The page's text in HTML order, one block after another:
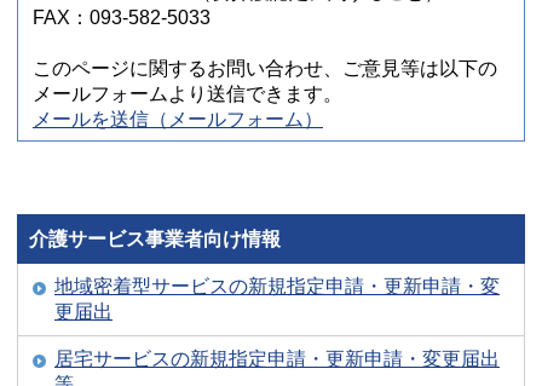
FAX：093-582-5033
このページに関するお問い合わせ、ご意見等は以下の
メールフォームより送信できます。
メールを送信（メールフォーム）
介護サービス事業者向け情報
地域密着型サービスの新規指定申請・更新申請・変
更届出
居宅サービスの新規指定申請・更新申請・変更届出